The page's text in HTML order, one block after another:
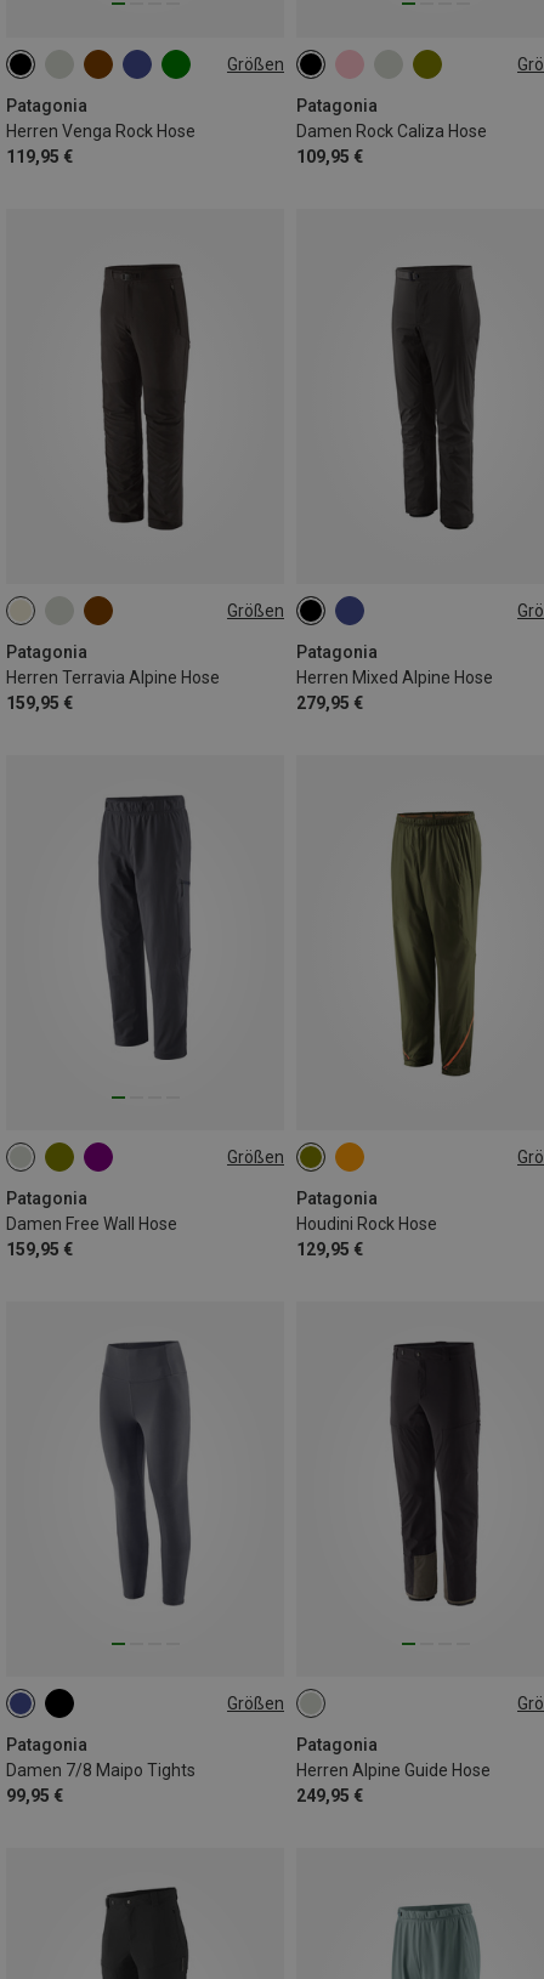
Größen
Patagonia
Herren Venga Rock Hose
119,95 €
Patagonia
Damen Rock Caliza Hose
109,95 €
Größen
Patagonia
Herren Terravia Alpine Hose
159,95 €
Patagonia
Herren Mixed Alpine Hose
279,95 €
S M
Größen
Patagonia
Damen Free Wall Hose
159,95 €
XS S S
Patagonia
Houdini Rock Hose
129,95 €
XS S
Größen
Patagonia
Damen 7/8 Maipo Tights
99,95 €
XS S
Patagonia
Herren Alpine Guide Hose
249,95 €
S